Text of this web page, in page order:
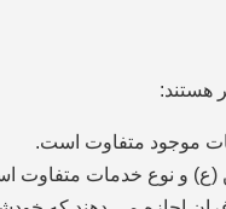
هستند:
موجود متفاوت است.
(ع) و نوع خدمات متفاوت